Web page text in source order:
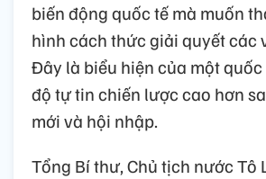
biến động quốc tế mà muốn
hình cách thức giải quyết các
Đây là biểu hiện của một
độ tự tin chiến lược cao hơn
mới và hội nhập.
Tổng Bí thư, Chủ tịch nước Tô